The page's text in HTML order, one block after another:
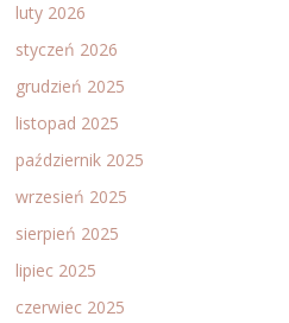
luty 2026
styczeń 2026
grudzień 2025
listopad 2025
październik 2025
wrzesień 2025
sierpień 2025
lipiec 2025
czerwiec 2025